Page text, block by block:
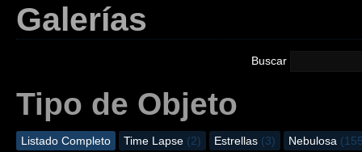
Galerías
Buscar
Tipo de Objeto
Listado Completo Time Lapse (2) Estrellas (3) Nebulosa